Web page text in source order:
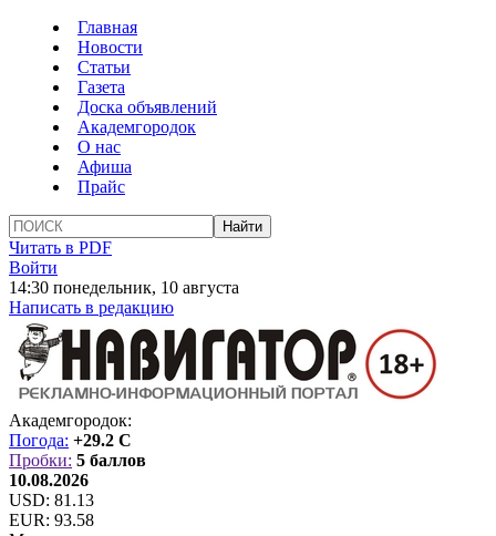
Главная
Новости
Статьи
Газета
Доска объявлений
Академгородок
О нас
Афиша
Прайс
Читать в PDF
Войти
14:30 понедельник, 10 августа
Написать в редакцию
Академгородок:
Погода: +29.2 C
Пробки: 5 баллов
10.08.2026
USD: 81.13
EUR: 93.58